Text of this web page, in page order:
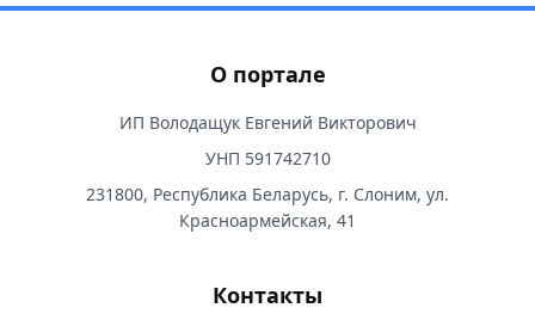
О портале
ИП Володащук Евгений Викторович
УНП 591742710
231800, Республика Беларусь, г. Слоним, ул.
Красноармейская, 41
Контакты